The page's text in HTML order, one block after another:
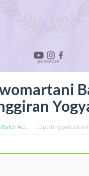
Batch ALL Diposting pada